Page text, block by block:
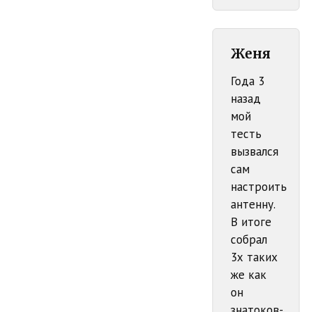
Женя
Года 3
назад
мой
тесть
вызвался
сам
настроить
антенну.
В итоге
собрал
3х таких
же как
он